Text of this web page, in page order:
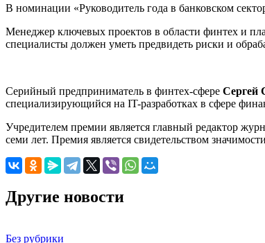
В номинации «Руководитель года в банковском
Менеджер ключевых проектов в области финтех и
специалисты должен уметь предвидеть риски и
Серийный предприниматель в финтех-сфере Сергей
специализирующийся на IT-разработках в сфере
Учредителем премии является главный редактор
семи лет. Премия является свидетельством
Другие новости
Без рубрики